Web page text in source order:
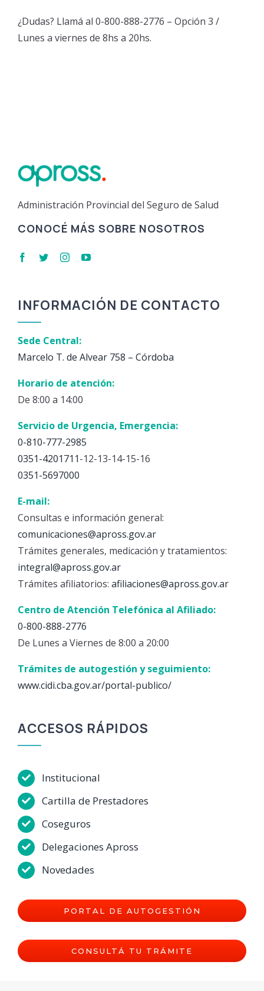
¿Dudas? Llamá al 0-800-888-2776 – Opción 3 /
Lunes a viernes de 8hs a 20hs.
Administración Provincial del Seguro de Salud
CONOCÉ MÁS SOBRE NOSOTROS
INFORMACIÓN DE CONTACTO
Sede Central:
Marcelo T. de Alvear 758 – Córdoba
Horario de atención:
De 8:00 a 14:00
Servicio de Urgencia, Emergencia:
0-810-777-2985
0351-4201711-12-13-14-15-16
0351-5697000
E-mail:
Consultas e información general:
comunicaciones@apross.gov.ar
Trámites generales, medicación y tratamientos:
integral@apross.gov.ar
Trámites afiliatorios: afiliaciones@apross.gov.ar
Centro de Atención Telefónica al Afiliado:
0-800-888-2776
De Lunes a Viernes de 8:00 a 20:00
Trámites de autogestión y seguimiento:
www.cidi.cba.gov.ar/portal-publico/
ACCESOS RÁPIDOS
Institucional
Cartilla de Prestadores
Coseguros
Delegaciones Apross
Novedades
PORTAL DE AUTOGESTIÓN
CONSULTÁ TU TRÁMITE